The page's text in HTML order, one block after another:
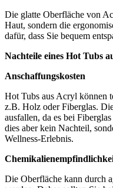
Die glatte Oberfläche von
Haut, sondern die
dafür, dass Sie bequem
Nachteile eines Hot Tubs
Anschaffungskosten
Hot Tubs aus Acryl können
z.B. Holz oder Fiberglas.
ausfallen, da es bei
dies aber kein Nachteil,
Wellness-Erlebnis.
Die Oberfläche kann durch